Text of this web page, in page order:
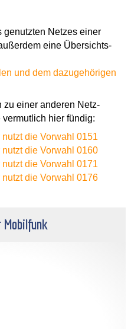
genutzten Netzes einer
eine Übersichts-
und dem dazugehörigen
zu einer anderen Netz-
hier fündig:
die Vorwahl 0151
die Vorwahl 0160
die Vorwahl 0171
die Vorwahl 0176